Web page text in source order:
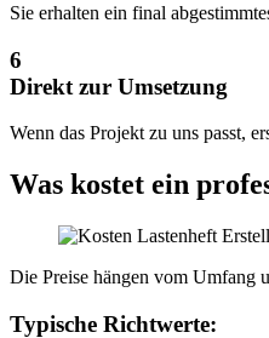
Sie erhalten ein final
6
Direkt zur Umsetzung
Wenn das Projekt zu uns passt,
Was kostet ein
Die Preise hängen vom Umfang
Typische Richtwerte: